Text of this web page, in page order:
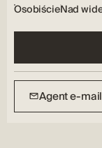
OsobiścieNad
Agent e-mail